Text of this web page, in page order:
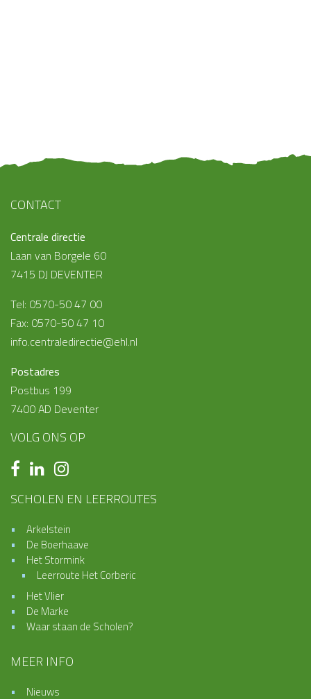
CONTACT
Centrale directie
Laan van Borgele 60
7415 DJ DEVENTER
Tel: 0570-50 47 00
Fax: 0570-50 47 10
info.centraledirectie@ehl.nl
Postadres
Postbus 199
7400 AD Deventer
VOLG ONS OP
SCHOLEN EN LEERROUTES
Arkelstein
De Boerhaave
Het Stormink
Leerroute Het Corberic
Het Vlier
De Marke
Waar staan de Scholen?
MEER INFO
Nieuws